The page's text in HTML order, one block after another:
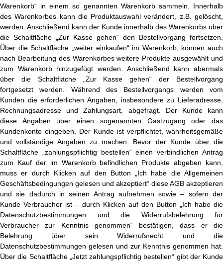
Warenkorb“ in einem so genannten Warenkorb sammeln. Innerhalb
des Warenkorbes kann die Produktauswahl verändert, z.B. gelöscht,
werden. Anschließend kann der Kunde innerhalb des Warenkorbs über
die Schaltfläche „Zur Kasse gehen“ den Bestellvorgang fortsetzen.
Über die Schaltfläche „weiter einkaufen“ im Warenkorb, können auch
nach Bearbeitung des Warenkorbes weitere Produkte ausgewählt und
zum Warenkorb hinzugefügt werden. Anschließend kann abermals
über die Schaltfläche „Zur Kasse gehen“ der Bestellvorgang
fortgesetzt werden. Während des Bestellvorgangs werden vom
Kunden die erforderlichen Angaben, insbesondere zu Lieferadresse,
Rechnungsadresse und Zahlungsart, abgefragt. Der Kunde kann
diese Angaben über einen sogenannten Gastzugang oder das
Kundenkonto eingeben. Der Kunde ist verpflichtet, wahrheitsgemäße
und vollständige Angaben zu machen. Bevor der Kunde über die
Schaltfläche „zahlungspflichtig bestellen“ einen verbindlichen Antrag
zum Kauf der im Warenkorb befindlichen Produkte abgeben kann,
muss er durch Klicken auf den Button „Ich habe die Allgemeinen
Geschäftsbedingungen gelesen und akzeptiert“ diese AGB akzeptieren
und sie dadurch in seinen Antrag aufnehmen sowie – sofern der
Kunde Verbraucher ist – durch Klicken auf den Button „Ich habe die
Datenschutzbestimmungen und die Widerrufsbelehrung für
Verbraucher zur Kenntnis genommen“ bestätigen, dass er die
Belehrung über sein Widerrufsrecht und die
Datenschutzbestimmungen gelesen und zur Kenntnis genommen hat.
Über die Schaltfläche „Jetzt zahlungspflichtig bestellen“ gibt der Kunde